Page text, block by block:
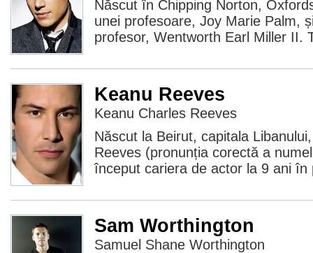
Născut în Chipping Norton,
unei profesoare, Joy Marie Palm,
profesor, Wentworth Earl Miller II.
Keanu Reeves
Keanu Charles Reeves
Născut la Beirut, capitala
Reeves (pronunția corectă a
început cariera de actor la 9 ani în
Sam Worthington
Samuel Shane Worthington